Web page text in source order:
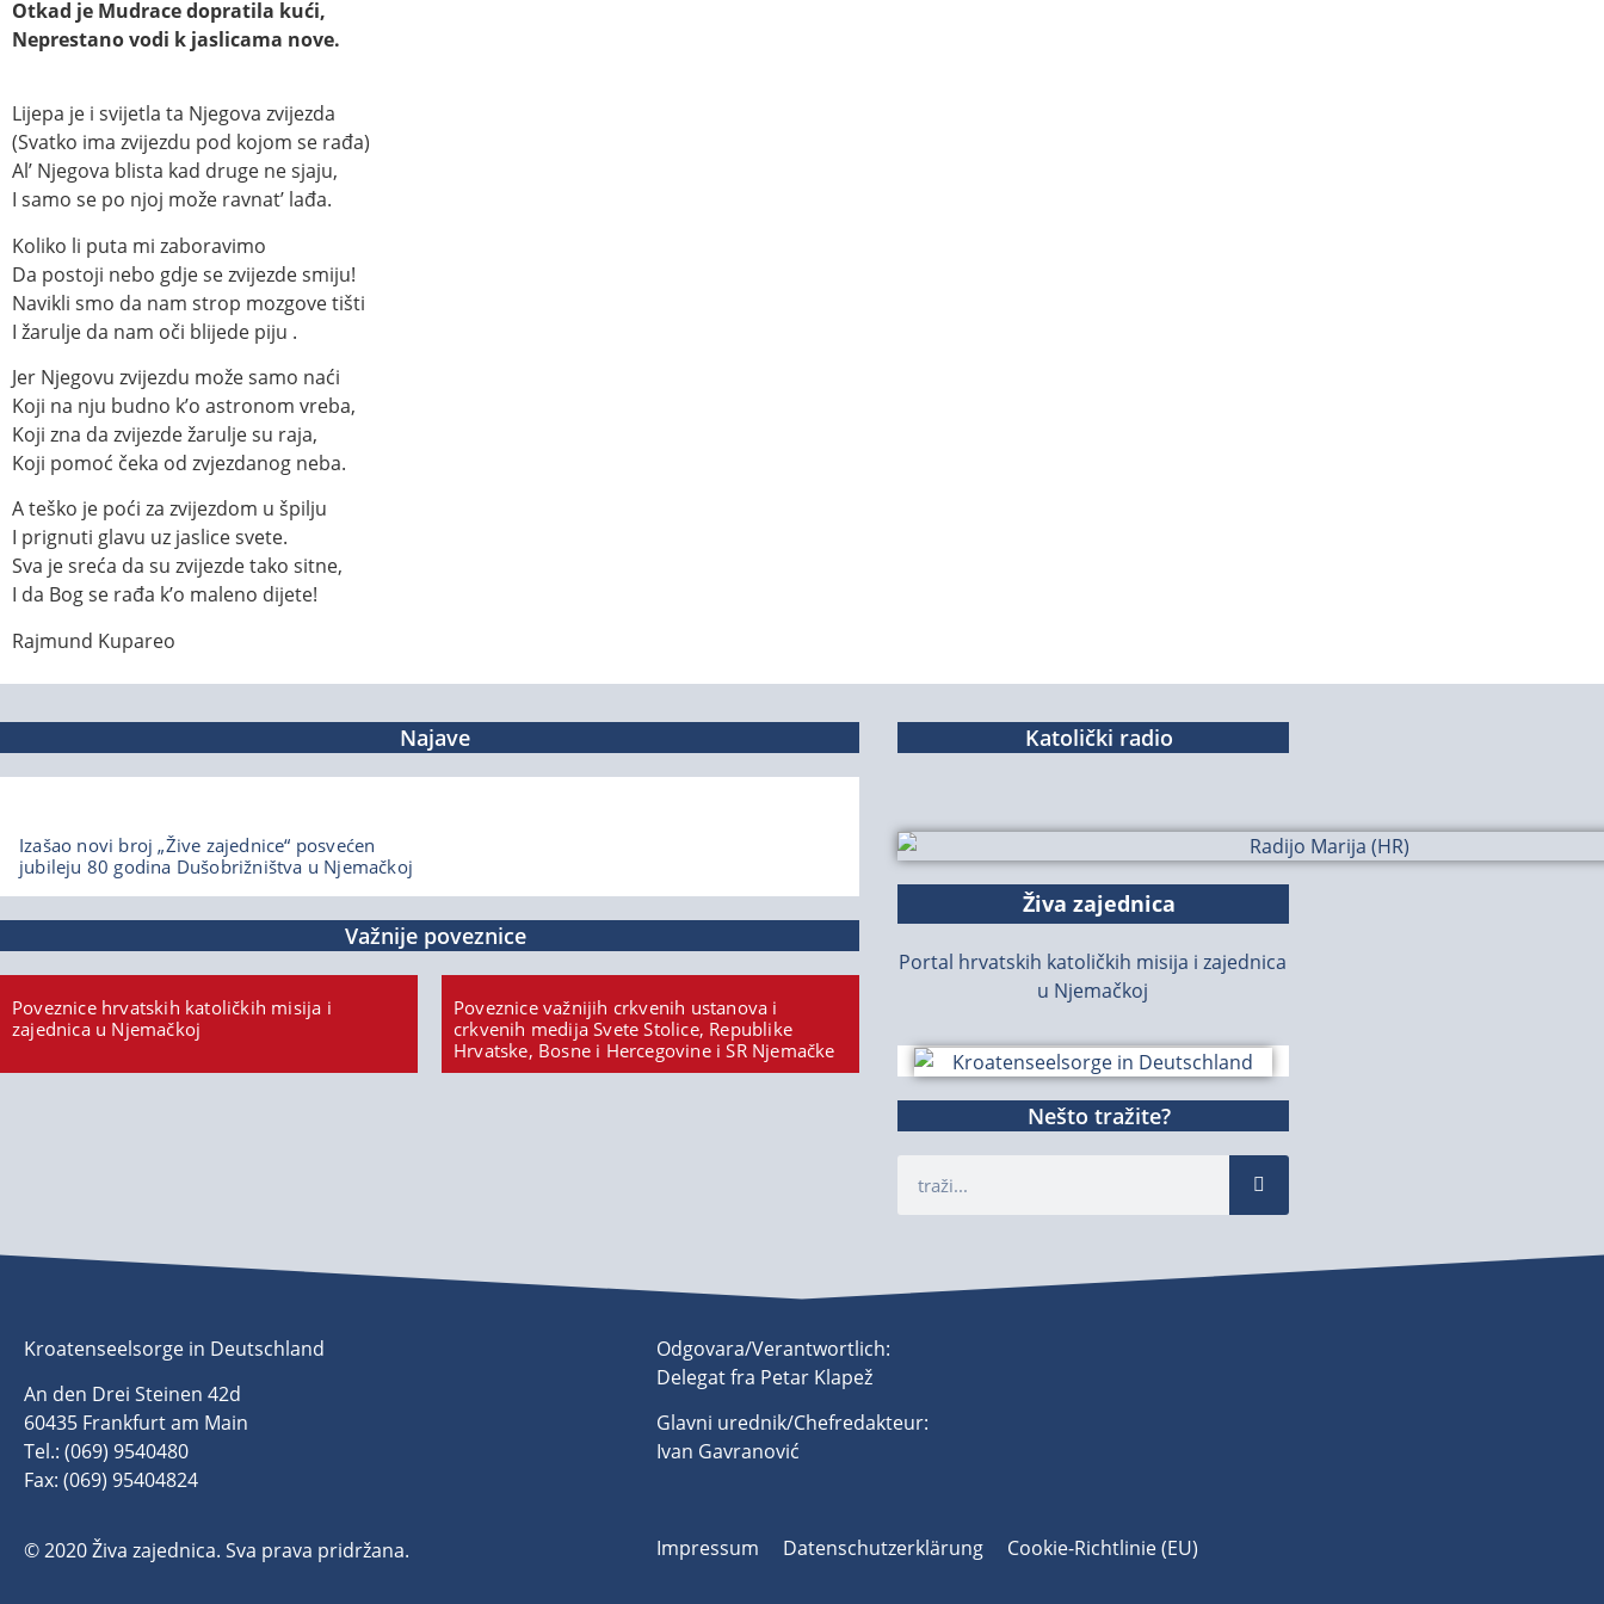
Otkad je Mudrace dopratila kući,
Neprestano vodi k jaslicama nove.
Lijepa je i svijetla ta Njegova zvijezda
(Svatko ima zvijezdu pod kojom se rađa)
Al’ Njegova blista kad druge ne sjaju,
I samo se po njoj može ravnat’ lađa.
Koliko li puta mi zaboravimo
Da postoji nebo gdje se zvijezde smiju!
Navikli smo da nam strop mozgove tišti
I žarulje da nam oči blijede piju .
Jer Njegovu zvijezdu može samo naći
Koji na nju budno k’o astronom vreba,
Koji zna da zvijezde žarulje su raja,
Koji pomoć čeka od zvjezdanog neba.
A teško je poći za zvijezdom u špilju
I prignuti glavu uz jaslice svete.
Sva je sreća da su zvijezde tako sitne,
I da Bog se rađa k’o maleno dijete!
Rajmund Kupareo
Najave
Izašao novi broj „Žive zajednice“ posvećen
jubileju 80 godina Dušobrižništva u Njemačkoj
Važnije poveznice
Poveznice hrvatskih katoličkih misija i
zajednica u Njemačkoj
Poveznice važnijih crkvenih ustanova i
crkvenih medija Svete Stolice, Republike
Hrvatske, Bosne i Hercegovine i SR Njemačke
Katolički radio
Živa zajednica
Portal hrvatskih katoličkih misija i zajednica
u Njemačkoj
Nešto tražite?
Kroatenseelsorge in Deutschland
An den Drei Steinen 42d
60435 Frankfurt am Main
Tel.: (069) 9540480
Fax: (069) 95404824
Odgovara/Verantwortlich:
Delegat fra Petar Klapež
Glavni urednik/Chefredakteur:
Ivan Gavranović
© 2020 Živa zajednica. Sva prava pridržana. Impressum Datenschutzerklärung Cookie-Richtlinie (EU)